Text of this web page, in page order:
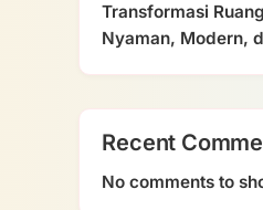
Transformasi
Nyaman, Modern,
Recent
No comments to